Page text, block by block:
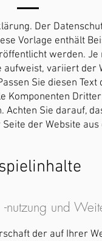
Der
Vorlage enthält
werden. Je
aufweist, variiert der
Sie diesen Text
Komponenten
Achten Sie darauf,
der Website
nutzung und
der auf Ihrer